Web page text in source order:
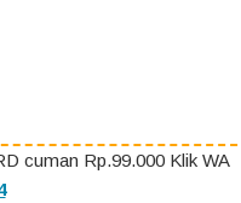
cuman Rp.99.000 Klik WA